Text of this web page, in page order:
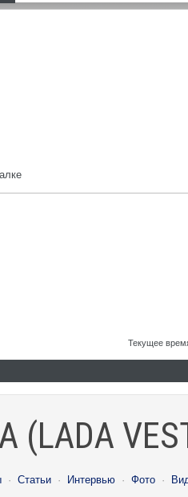
Текущее
· Статьи · Интервью · Фото ·